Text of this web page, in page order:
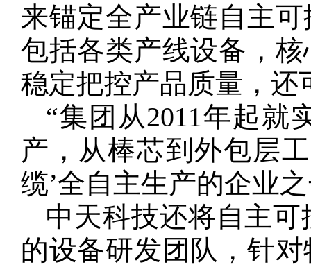
来锚定全产业链自主
包括各类产线设备，
稳定把控产品质量，还
“集团从2011年起就
产，从棒芯到外包层
缆’全自主生产的企业
中天科技还将自主
的设备研发团队，针